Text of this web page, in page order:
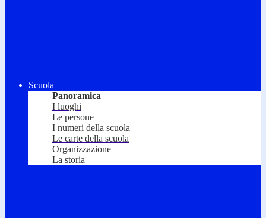
Scuola
Panoramica
I luoghi
Le persone
I numeri della scuola
Le carte della scuola
Organizzazione
La storia